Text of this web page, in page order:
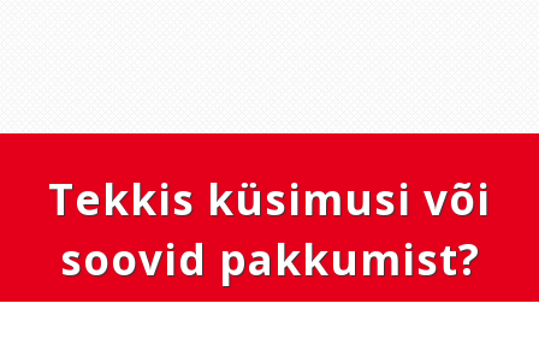
Tekkis küsimusi või
soovid pakkumist?